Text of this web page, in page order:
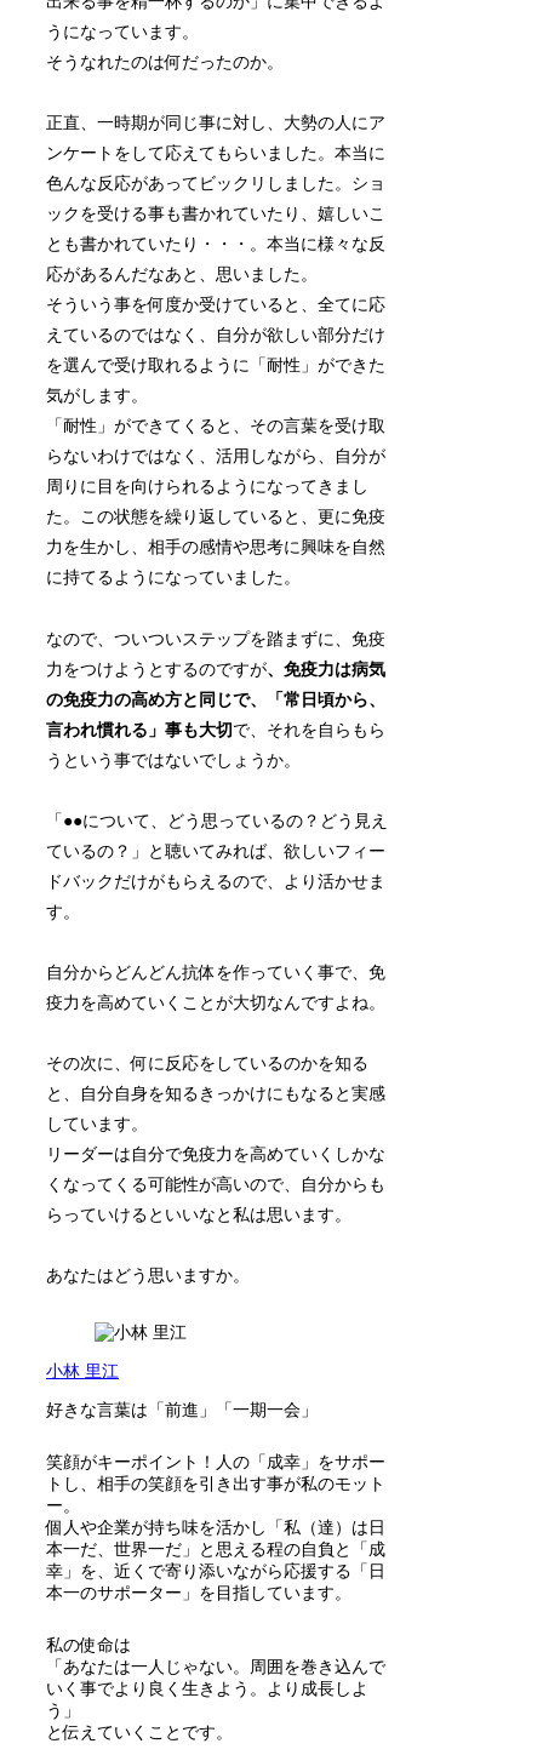
うになっています。
そうなれたのは何だったのか。
正直、一時期が同じ事に対し、大勢の人にア
ンケートをして応えてもらいました。本当に
色んな反応があってビックリしました。ショ
ックを受ける事も書かれていたり、嬉しいこ
とも書かれていたり・・・。本当に様々な反
応があるんだなあと、思いました。
そういう事を何度か受けていると、全てに応
えているのではなく、自分が欲しい部分だけ
を選んで受け取れるように「耐性」ができた
気がします。
「耐性」ができてくると、その言葉を受け取
らないわけではなく、活用しながら、自分が
周りに目を向けられるようになってきまし
た。この状態を繰り返していると、更に免疫
力を生かし、相手の感情や思考に興味を自然
に持てるようになっていました。
なので、ついついステップを踏まずに、免疫
力をつけようとするのですが、免疫力は病気
の免疫力の高め方と同じで、「常日頃から、
言われ慣れる」事も大切で、それを自らもら
うという事ではないでしょうか。
「●●について、どう思っているの？どう見え
ているの？」と聴いてみれば、欲しいフィー
ドバックだけがもらえるので、より活かせま
す。
自分からどんどん抗体を作っていく事で、免
疫力を高めていくことが大切なんですよね。
その次に、何に反応をしているのかを知る
と、自分自身を知るきっかけにもなると実感
しています。
リーダーは自分で免疫力を高めていくしかな
くなってくる可能性が高いので、自分からも
らっていけるといいなと私は思います。
あなたはどう思いますか。
小林 里江
好きな言葉は「前進」「一期一会」
笑顔がキーポイント！人の「成幸」をサポー
トし、相手の笑顔を引き出す事が私のモット
ー。
個人や企業が持ち味を活かし「私（達）は日
本一だ、世界一だ」と思える程の自負と「成
幸」を、近くで寄り添いながら応援する「日
本一のサポーター」を目指しています。
私の使命は
「あなたは一人じゃない。周囲を巻き込んで
いく事でより良く生きよう。より成長しよ
う」
と伝えていくことです。